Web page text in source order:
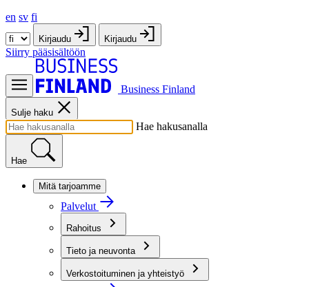
en sv fi
Kirjaudu Kirjaudu
Siirry pääsisältöön
Business Finland
Sulje haku
Hae hakusanalla
Hae
Mitä tarjoamme
Palvelut
Rahoitus
Tieto ja neuvonta
Verkostoituminen ja yhteistyö